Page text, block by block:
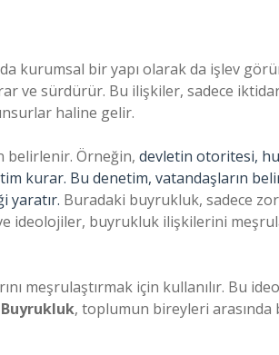
kurumsal bir yapı olarak da işlev
ve sürdürür. Bu ilişkiler, sadece
haline gelir.
belirlenir. Örneğin, devletin otoritesi,
kurar. Bu denetim, vatandaşların
yaratır. Buradaki buyrukluk, sadece
ideolojiler, buyrukluk ilişkilerini
meşrulaştırmak için kullanılır. Bu
Buyrukluk, toplumun bireyleri arasında